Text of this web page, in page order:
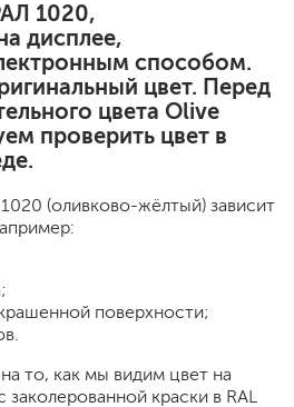
1020,
дисплее,
способом.
цвет. Перед
цвета Olive
проверить цвет в
(оливково-жёлтый) зависит
поверхности;
то, как мы видим цвет на
краски в RAL